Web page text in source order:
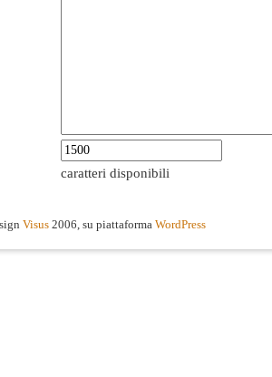
caratteri disponibili
Visus 2006, su piattaforma WordPress